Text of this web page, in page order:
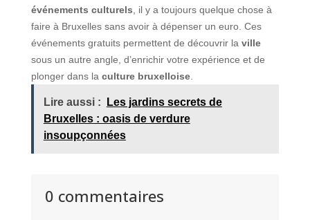
événements culturels , il y a toujours quelque chose à
faire à Bruxelles sans avoir à dépenser un euro. Ces
événements gratuits permettent de découvrir la ville
sous un autre angle, d’enrichir votre expérience et de
plonger dans la culture bruxelloise.
Lire aussi :
Les jardins secrets de
Bruxelles : oasis de verdure
insoupçonnées
0 commentaires